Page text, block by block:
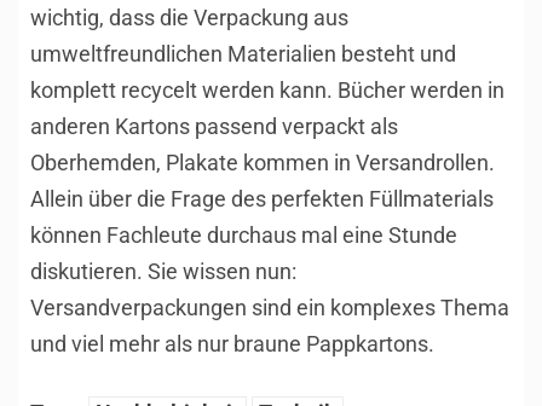
wichtig, dass die Verpackung aus
umweltfreundlichen Materialien besteht und
komplett recycelt werden kann. Bücher werden in
anderen Kartons passend verpackt als
Oberhemden, Plakate kommen in Versandrollen.
Allein über die Frage des perfekten Füllmaterials
können Fachleute durchaus mal eine Stunde
diskutieren. Sie wissen nun:
Versandverpackungen sind ein komplexes Thema
und viel mehr als nur braune Pappkartons.